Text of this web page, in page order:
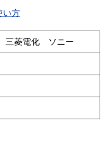
い方
菱電化 ソニー